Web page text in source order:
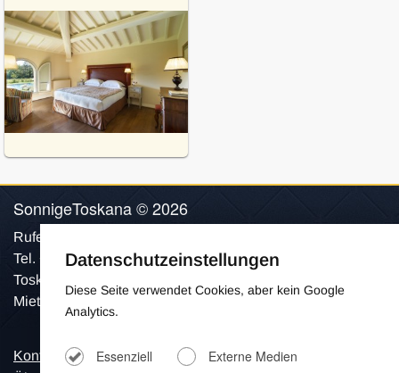
SonnigeToskana © 2026
Rufen Sie uns an:
Tel. +41 798154906
Toskana Ferienhäuser und Toscana Villen mit Pool zum
Mieten für Ihren Urlaub.
Kontakt
Impressum
Datenschutzeinstellungen
Diese Seite verwendet Cookies, aber kein Google
Analytics.
Essenziell Externe Medien